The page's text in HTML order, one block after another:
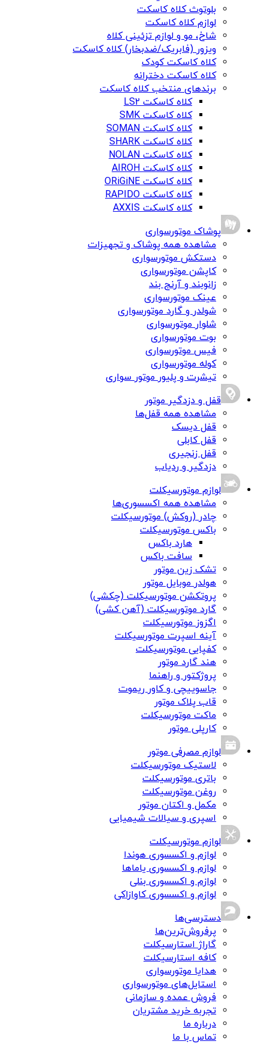
بلوتوث کلاه کاسکت
لوازم کلاه کاسکت
شاخ، مو و لوازم تزئینی کلاه
ویزور (فابریک/ضدبخار) کلاه کاسکت
کلاه کاسکت کودک
کلاه کاسکت دخترانه
برندهای منتخب کلاه کاسکت
کلاه کاسکت LS2
کلاه کاسکت SMK
کلاه کاسکت SOMAN
کلاه کاسکت SHARK
کلاه کاسکت NOLAN
کلاه کاسکت AIROH
کلاه کاسکت ORiGiNE
کلاه کاسکت RAPIDO
کلاه کاسکت AXXIS
پوشاک موتورسواری
مشاهده همه پوشاک و تجهیزات
دستکش موتورسواری
کاپشن موتورسواری
زانوبند و آرنج بند
عینک موتورسواری
شولدر و گارد موتورسواری
شلوار موتورسواری
بوت موتورسواری
فیس موتورسواری
کوله موتورسواری
تیشرت و پلیور موتور سواری
قفل و دزدگیر موتور
مشاهده همه قفل‌ها
قفل دیسک
قفل کابلی
قفل زنجیری
دزدگیر و ردیاب
لوازم موتورسیکلت
مشاهده همه اکسسوری‌ها
چادر (روکش) موتورسیکلت
باکس موتورسیکلت
هارد باکس
سافت باکس
تشک زین موتور
هولدر موبایل موتور
پروتکشن موتورسیکلت (چکشی)
گارد موتورسیکلت (آهن کشی)
اگزوز موتورسیکلت
آینه اسپرت موتورسیکلت
کفپایی موتورسیکلت
هند گارد موتور
پروژکتور و راهنما
جاسوییچی و کاور ریموت
قاب پلاک موتور
ماکت موتورسیکلت
کارپلی موتور
لوازم مصرفی موتور
لاستیک موتورسیکلت
باتری موتورسیکلت
روغن موتورسیکلت
مکمل و اکتان موتور
اسپری و سیالات شیمیایی
لوازم موتورسیکلت
لوازم و اکسسوری هوندا
لوازم و اکسسوری یاماها
لوازم و اکسسوری بنلی
لوازم و اکسسوری کاوازاکی
دسترسی‌ها
پرفروش‌ترین‌ها
گاراژ استارسیکلت
کافه استارسیکلت
هدایا موتورسواری
استایل‌های موتورسواری
فروش عمده و سازمانی
تجربه خرید مشتریان
درباره ما
تماس با ما